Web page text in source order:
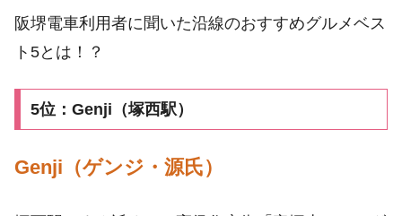
阪堺電車利用者に聞いた沿線のおすすめグルメベス
ト5とは！？
5位：Genji（塚西駅）
Genji（ゲンジ・源氏）